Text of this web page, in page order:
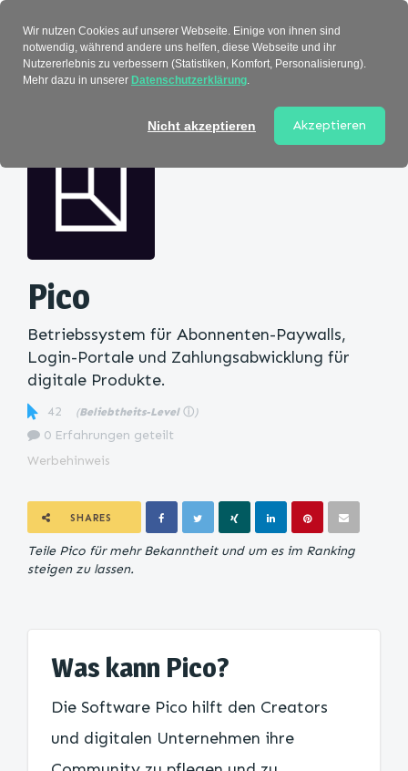
Pico
Betriebssystem für Abonnenten-Paywalls,
Login-Portale und Zahlungsabwicklung für
digitale Produkte.
42 (Beliebtheits-Level ⓘ )
0 Erfahrungen geteilt
Werbehinweis
SHARES
Teile Pico für mehr Bekanntheit und um es im Ranking
steigen zu lassen.
Was kann Pico?
Die Software Pico hilft den Creators
und digitalen Unternehmen ihre
Wir nutzen Cookies auf unserer Webseite. Einige von ihnen sind
notwendig, während andere uns helfen, diese Webseite und ihr
Nutzererlebnis zu verbessern (Statistiken, Komfort, Personalisierung).
Mehr dazu in unserer Datenschutzerklärung.
Nicht akzeptieren Akzeptieren